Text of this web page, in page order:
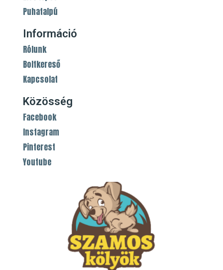
Puhatalpú
Információ
Rólunk
Boltkereső
Kapcsolat
Közösség
Facebook
Instagram
Pinterest
Youtube